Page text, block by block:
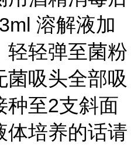
溶解液加
轻轻弹至菌粉
菌吸头全部吸
种至2支斜面
体培养的话请